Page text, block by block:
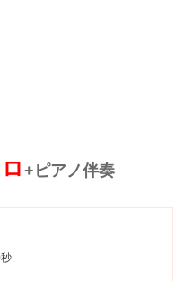
+ピアノ伴奏